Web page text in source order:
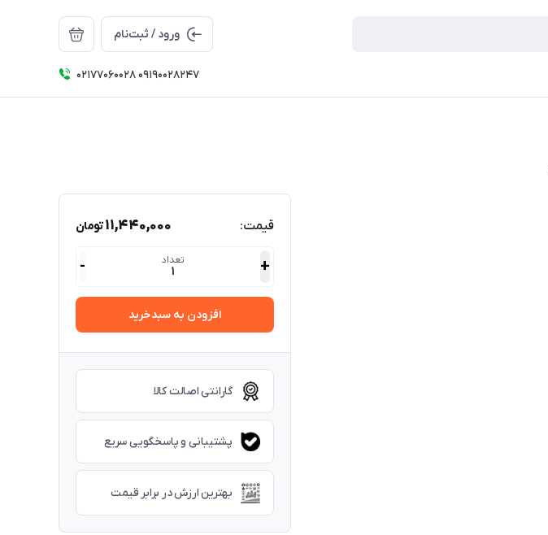
ورود / ثبت‌نام
۰۲۱۷۷۰۶۰۰۲۸ ۰۹۱۹۰۰۲۸۲۴۷
قیمت: 11,440,000تومان
+ تعداد
1
-
افزودن به سبدخرید
گارانتی اصالت کالا
پشتیبانی و پاسخگویی سریع
بهترین ارزش در برابر قیمت